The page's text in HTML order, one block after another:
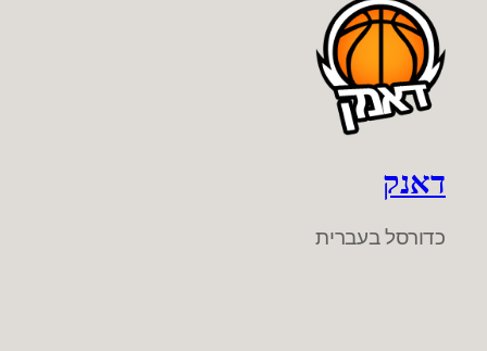
דאנק
כדורסל בעברית